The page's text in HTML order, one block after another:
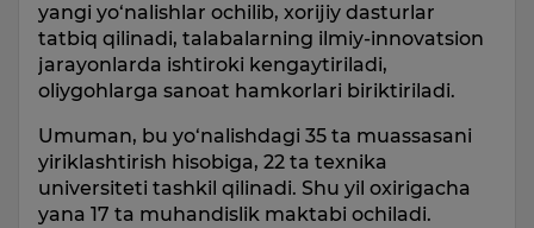
yangi yo‘nalishlar ochilib, xorijiy dasturlar
tatbiq qilinadi, talabalarning ilmiy-innovatsion
jarayonlarda ishtiroki kengaytiriladi,
oliygohlarga sanoat hamkorlari biriktiriladi.
Umuman, bu yo‘nalishdagi 35 ta muassasani
yiriklashtirish hisobiga, 22 ta texnika
universiteti tashkil qilinadi. Shu yil oxirigacha
yana 17 ta muhandislik maktabi ochiladi.